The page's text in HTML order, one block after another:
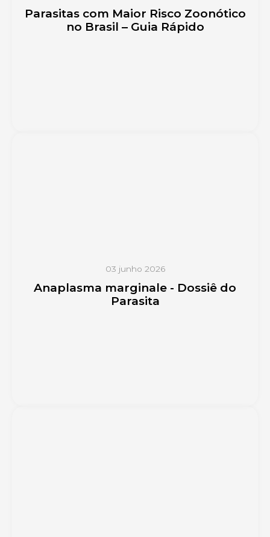
Parasitas com Maior Risco Zoonótico
no Brasil – Guia Rápido
03 junho 2026
Anaplasma marginale - Dossiê do
Parasita